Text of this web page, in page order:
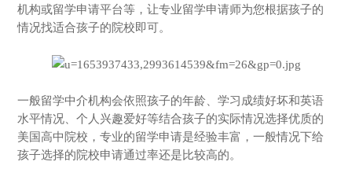
机构或留学申请平台等，让专业留学申请师为您根据孩子的
情况找适合孩子的院校即可。
一般留学中介机构会依照孩子的年龄、学习成绩好坏和英语
水平情况、个人兴趣爱好等结合孩子的实际情况选择优质的
美国高中院校，专业的留学申请是经验丰富，一般情况下给
孩子选择的院校申请通过率还是比较高的。